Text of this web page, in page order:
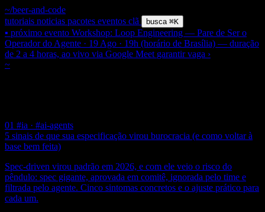
~/beer-and-code
tutoriais noticias pacotes eventos clã busca ⌘K
▪ próximo evento Workshop: Loop Engineering — Pare de Ser o
Operador do Agente · 19 Ago · 19h (horário de Brasília) — duração
de 2 a 4 horas, ao vivo via Google Meet garantir vaga ›
~
01 #ia · #ai-agents
5 sinais de que sua especificação virou burocracia (e como voltar à
base bem feita)
Spec-driven virou padrão em 2026, e com ele veio o risco do
pêndulo: spec gigante, aprovada em comitê, ignorada pelo time e
filtrada pelo agente. Cinco sintomas concretos e o ajuste prático para
cada um.